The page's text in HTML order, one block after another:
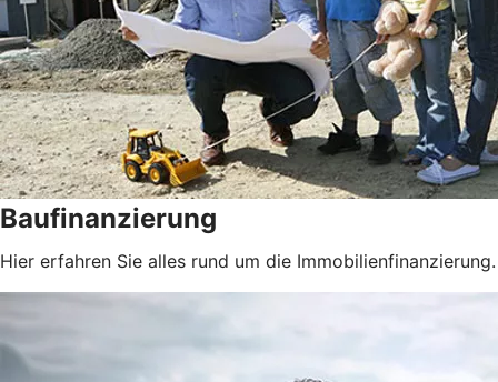
Baufinanzierung
Hier erfahren Sie alles rund um die Immobilienfinanzierung.